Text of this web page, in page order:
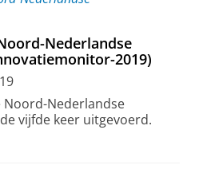
Nederlandse
2019)
Nederlandse
vijfde keer uitgevoerd.